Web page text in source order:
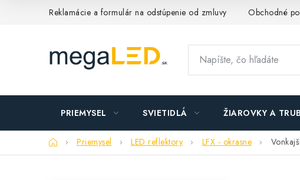
Reklamácie a formulár na odstúpenie od zmluvy Obchodné
PRIEMYSEL SVIETIDLÁ ŽIAROVKY A
DomovPriemysel LED reflektory LFX - okrasne